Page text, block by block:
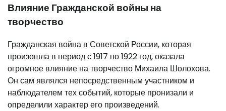
Влияние Гражданской войны на
творчество
Гражданская война в Советской России, которая
произошла в период с 1917 по 1922 год, оказала
огромное влияние на творчество Михаила Шолохова.
Он сам являлся непосредственным участником и
наблюдателем тех событий, которые пронизали и
определили характер его произведений.